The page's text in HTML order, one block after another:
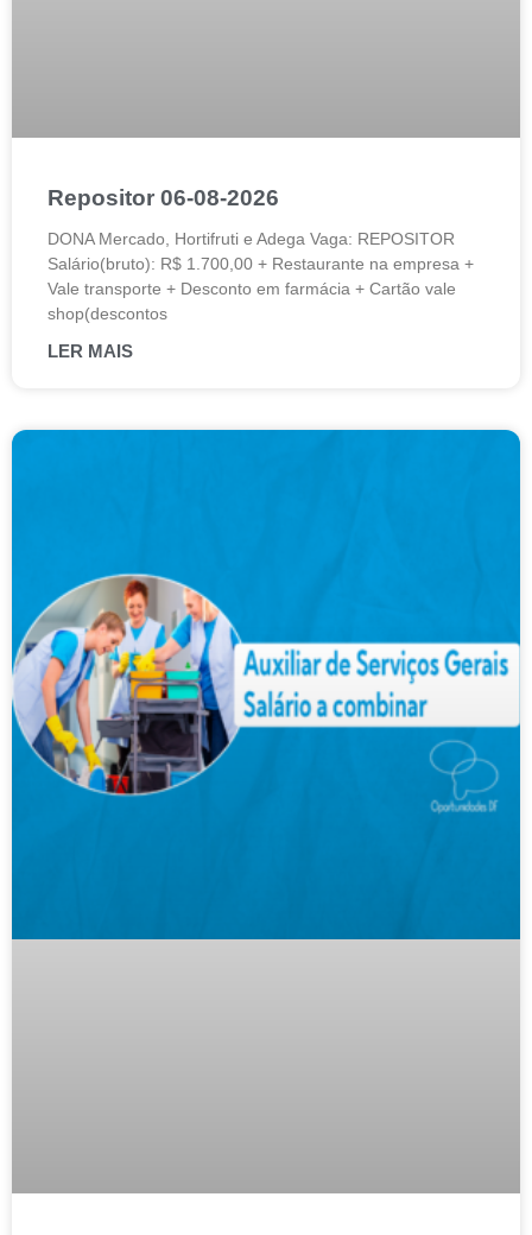
Repositor 06-08-2026
DONA Mercado, Hortifruti e Adega Vaga: REPOSITOR
Salário(bruto): R$ 1.700,00 + Restaurante na empresa +
Vale transporte + Desconto em farmácia + Cartão vale
shop(descontos
LER MAIS